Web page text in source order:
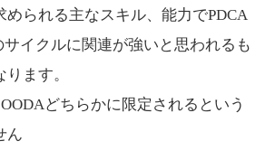
められる主なスキル、能力でPDCA
サイクルに関連が強いと思われるも
ます。
どちらかに限定されるという
ん